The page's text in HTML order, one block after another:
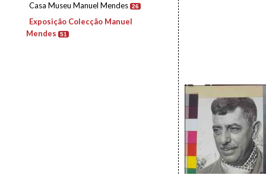
Casa Museu Manuel Mendes 26
Exposição Colecção Manuel
Mendes
51